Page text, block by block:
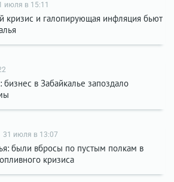
июля в 15:11
кризис и галопирующая инфляция бьют
в Забайкалье запоздало
31 июля в 13:07
были вбросы по пустым полкам в
кризиса